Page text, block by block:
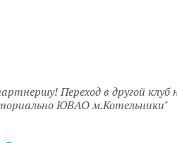
Переход в другой клуб
ЮВАО м.Котельники